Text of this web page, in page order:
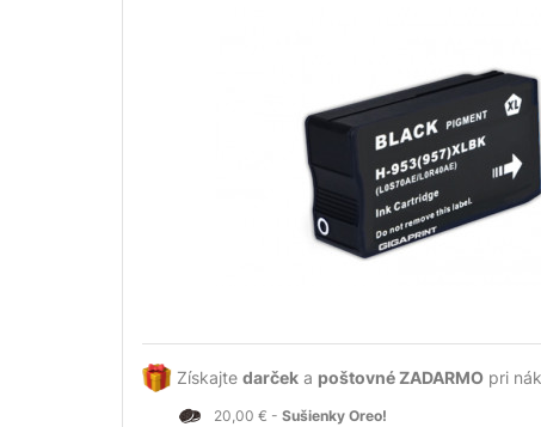
Získajte darček a poštovné ZADARMO pri
20,00 € - Sušienky Oreo!